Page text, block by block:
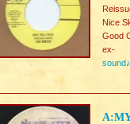
Nice
Good
ex-
sound♪